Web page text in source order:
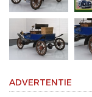
ADVERTENTIE